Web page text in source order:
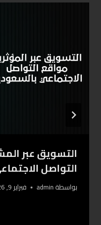
التسويق عبر
التواصل
بواسطةadmin فبراير 9, 2026